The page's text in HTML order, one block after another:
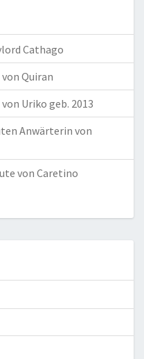
Cathago
Quiran
Uriko geb. 2013
Anwärterin von
von Caretino